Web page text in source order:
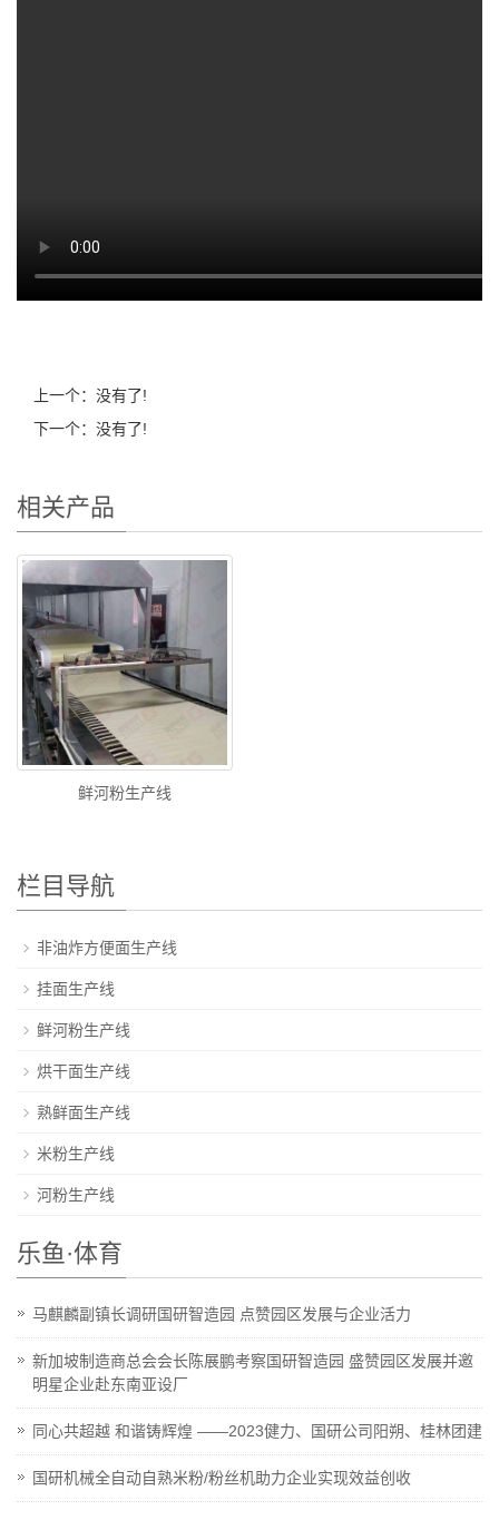
上一个：没有了!
下一个：没有了!
相关产品
鲜河粉生产线
栏目导航
非油炸方便面生产线
挂面生产线
鲜河粉生产线
烘干面生产线
熟鲜面生产线
米粉生产线
河粉生产线
乐鱼·体育
马麒麟副镇长调研国研智造园 点赞园区发展与企业活力
新加坡制造商总会会长陈展鹏考察国研智造园 盛赞园区发展并邀
明星企业赴东南亚设厂
同心共超越 和谐铸辉煌 ——2023健力、国研公司阳朔、桂林团建
国研机械全自动自熟米粉/粉丝机助力企业实现效益创收